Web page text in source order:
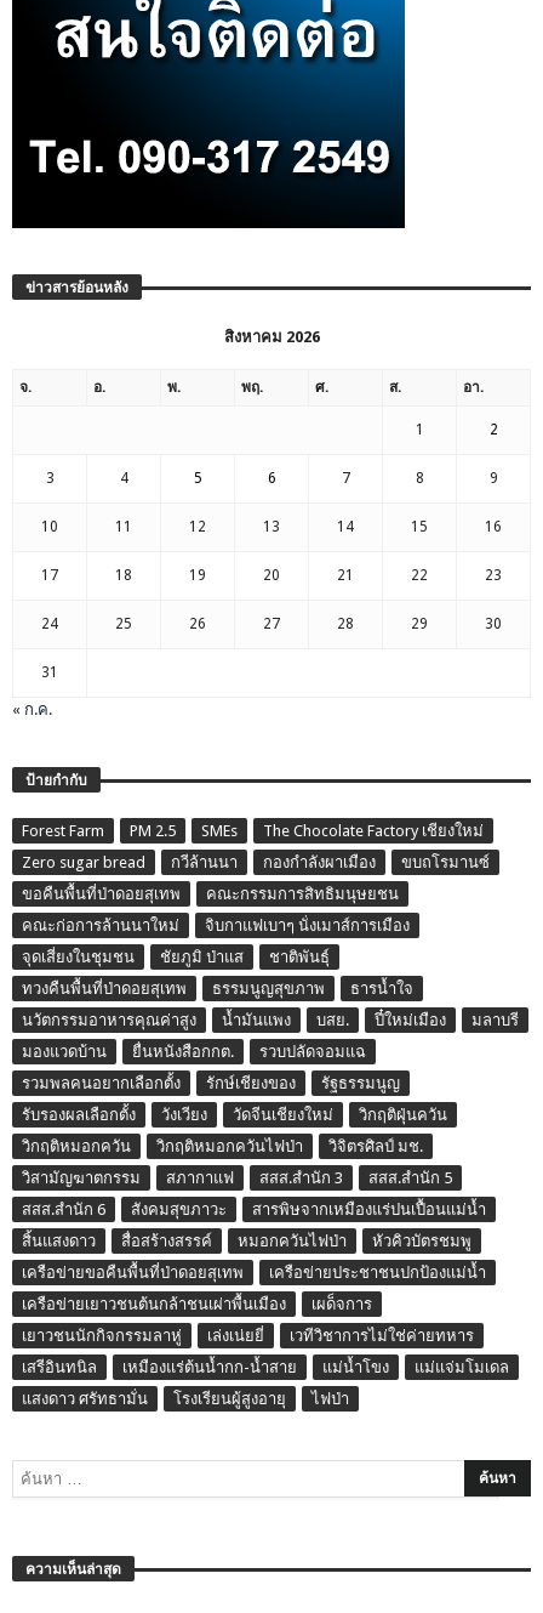
ข่าวสารย้อนหลัง
สิงหาคม 2026
จ. อ. พ. พฤ. ศ. ส. อา.
1 2
3 4 5 6 7 8 9
10 11 12 13 14 15 16
17 18 19 20 21 22 23
24 25 26 27 28 29 30
31
« ก.ค.
ป้ายกำกับ
Forest Farm PM 2.5 SMEs
The Chocolate Factory เชียงใหม่
Zero sugar bread
กวีล้านนา กองกำลังผาเมือง
ขบถโรมานซ์
ขอคืนพื้นที่ป่าดอยสุเทพ
คณะกรรมการสิทธิมนุษยชน
คณะก่อการล้านนาใหม่
จิบกาแฟเบาๆ นั่งเมาส์การเมือง
จุดเสี่ยงในชุมชน
ชัยภูมิ ป่าแส
ชาติพันธุ์
ทวงคืนพื้นที่ป่าดอยสุเทพ
ธรรมนูญสุขภาพ
ธารน้ำใจ
นวัตกรรมอาหารคุณค่าสูง
น้ำมันแพง บสย. ปี๋ใหม่เมือง
มลาบรี
มองแวดบ้าน
ยื่นหนังสือกกต.
รวบปลัดจอมแฉ
รวมพลคนอยากเลือกตั้ง
รักษ์เชียงของ
รัฐธรรมนูญ
รับรองผลเลือกตั้ง
วังเวียง วัดจีนเชียงใหม่
วิกฤติฝุ่นควัน
วิกฤติหมอกควัน
วิกฤติหมอกควันไฟป่า
วิจิตรศิลป์ มช.
วิสามัญฆาตกรรม
สภากาแฟ สสส.สำนัก 3
สสส.สำนัก 5
สสส.สำนัก 6
สังคมสุขภาวะ
สารพิษจากเหมืองแร่ปนเปื้อนแม่น้ำ
สิ้นแสงดาว
สื่อสร้างสรรค์ หมอกควันไฟป่า
หัวคิวบัตรชมพู
เครือข่ายขอคืนพื้นที่ป่าดอยสุเทพ
เครือข่ายประชาชนปกป้องแม่น้ำ
เครือข่ายเยาวชนต้นกล้าชนเผ่าพื้นเมือง
เผด็จการ
เยาวชนนักกิจกรรมลาหู่
เล่งเน่ยยี่
เวทีวิชาการไม่ใช่ค่ายทหาร
เสรีอินทนิล
เหมืองแร่ต้นน้ำกก-น้ำสาย แม่น้ำโขง
แม่แจ่มโมเดล
แสงดาว ศรัทธามั่น
โรงเรียนผู้สูงอายุ ไฟป่า
ความเห็นล่าสุด